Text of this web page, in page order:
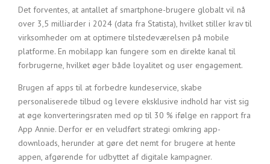
Det forventes, at antallet af smartphone-brugere globalt vil nå
over 3,5 milliarder i 2024 (data fra Statista), hvilket stiller krav til
virksomheder om at optimere tilstedeværelsen på mobile
platforme. En mobilapp kan fungere som en direkte kanal til
forbrugerne, hvilket øger både loyalitet og user engagement.
Brugen af apps til at forbedre kundeservice, skabe
personaliserede tilbud og levere eksklusive indhold har vist sig
at øge konverteringsraten med op til 30 % ifølge en rapport fra
App Annie. Derfor er en veludført strategi omkring app-
downloads, herunder at gøre det nemt for brugere at hente
appen, afgørende for udbyttet af digitale kampagner.